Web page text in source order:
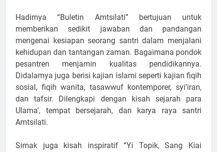
Hadirnya “Buletin Amtsilati” bertujuan untuk
memberikan sedikit jawaban dan pandangan
mengenai kesiapan seorang santri dalam menjalani
kehidupan dan tantangan zaman. Bagaimana pondok
pesantren menjamin kualitas pendidikannya.
Didalamya juga berisi kajian islami seperti kajian fiqih
sosial, fiqih wanita, tasawwuf kontemporer, syi’iran,
dan tafsir. Dilengkapi dengan kisah sejarah para
Ulama’, tempat bersejarah, dan karya raya santri
Amtsilati.
Simak juga kisah inspiratif “Yi Topik, Sang Kiai